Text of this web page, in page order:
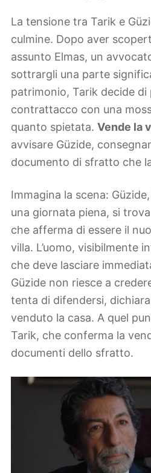
La tensione tra Tarik e
culmine. Dopo aver
assunto Elmas, un
sottrargli una parte
patrimonio, Tarik decide di
contrattacco con una
quanto spietata. Vende la
avvisare Güzide,
documento di sfratto che
Immagina la scena:
una giornata piena, si
che afferma di essere il
villa. L’uomo, visibilmente
che deve lasciare
Güzide non riesce a
tenta di difendersi,
venduto la casa. A quel
Tarik, che conferma la
documenti dello sfratto.